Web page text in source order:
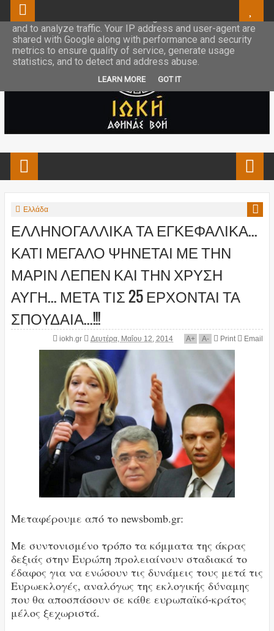
Ελλάδα
ΕΛΛΗΝΟΓΑΛΛΙΚΑ ΤΑ ΕΓΚΕΦΑΛΙΚΑ...
ΚΑΤΙ ΜΕΓΑΛΟ ΨΗΝΕΤΑΙ ΜΕ ΤΗΝ
ΜΑΡΙΝ ΛΕΠΕΝ ΚΑΙ ΤΗΝ ΧΡΥΣΗ
ΑΥΓΗ... ΜΕΤΑ ΤΙΣ 25 ΕΡΧΟΝΤΑΙ ΤΑ
ΣΠΟΥΔΑΙΑ...!!!
iokh.gr Δευτέρα, Μαΐου 12, 2014 A+ A- Print Email
Μεταφέρουμε από το newsbomb.gr:
Με συντονισμένο τρόπο τα κόμματα της άκρας
δεξιάς στην Ευρώπη προλειαίνουν σταδιακά το
έδαφος για να ενώσουν τις δυνάμεις τους μετά τις
Ευρωεκλογές, αναλόγως της εκλογικής δύναμης
που θα αποσπάσουν σε κάθε ευρωπαϊκό-κράτος
μέλος ξεχωριστά.
This site uses cookies from Google to deliver its services
and to analyze traffic. Your IP address and user-agent are
shared with Google along with performance and security
metrics to ensure quality of service, generate usage
statistics, and to detect and address abuse.
LEARN MORE GOT IT